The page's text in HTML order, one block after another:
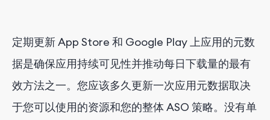
定期更新 App Store 和 Google Play 上应用的元数
据是确保应用持续可见性并推动每日下载量的最有
效方法之一。您应该多久更新一次应用元数据取决
于您可以使用的资源和您的整体 ASO 策略。没有单